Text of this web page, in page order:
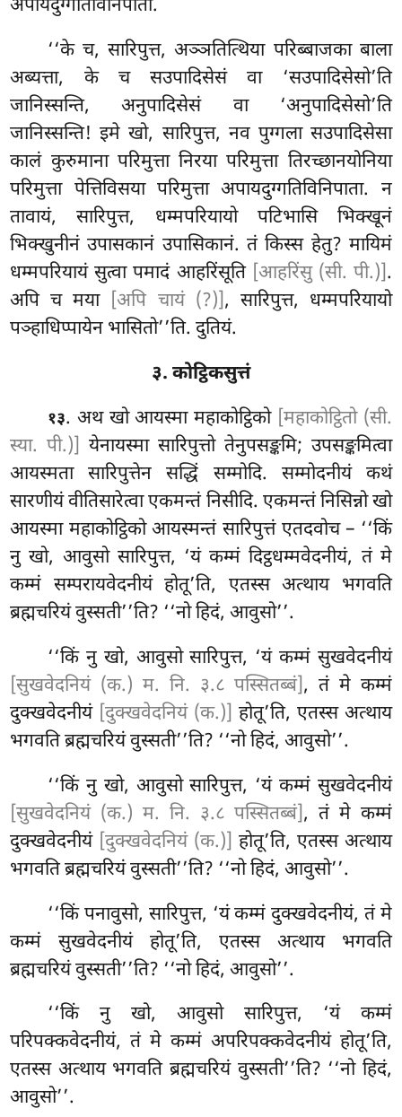
अपायदुग्गतिविनिपाता.
‘‘के च, सारिपुत्त, अञ्ञतित्थिया परिब्बाजका बाला
अब्यत्ता, के च सउपादिसेसं वा ‘सउपादिसेसो’ति
जानिस्सन्ति, अनुपादिसेसं वा ‘अनुपादिसेसो’ति
जानिस्सन्ति! इमे खो, सारिपुत्त, नव पुग्गला सउपादिसेसा
कालं कुरुमाना परिमुत्ता निरया परिमुत्ता तिरच्छानयोनिया
परिमुत्ता पेत्तिविसया परिमुत्ता अपायदुग्गतिविनिपाता. न
तावायं, सारिपुत्त, धम्मपरियायो पटिभासि भिक्खूनं
भिक्खुनीनं उपासकानं उपासिकानं. तं किस्स हेतु? मायिमं
धम्मपरियायं सुत्वा पमादं आहरिंसूति [आहरिंसु (सी. पी.)].
अपिच मया [अपि चायं (?)], सारिपुत्त, धम्मपरियायो
पञ्हाधिप्पायेन भासितो’’ति. दुतियं.
३. कोट्ठिकसुत्तं
१३. अथ खो आयस्मा महाकोट्ठिको [महाकोट्ठितो (सी.
स्या. पी.)] येनायस्मा सारिपुत्तो तेनुपसङ्कमि; उपसङ्कमित्वा
आयस्मता सारिपुत्तेन सद्धिं सम्मोदि. सम्मोदनीयं कथं
सारणीयं वीतिसारेत्वा एकमन्तं निसीदि. एकमन्तं निसिन्नो खो
आयस्मा महाकोट्ठिको आयस्मन्तं सारिपुत्तं एतदवोच – ‘‘किं
नु खो, आवुसो सारिपुत्त, ‘यं कम्मं दिट्ठधम्मवेदनीयं, तं मे
कम्मं सम्परायवेदनीयं होतू’ति, एतस्स अत्थाय भगवति
ब्रह्मचरियं वुस्सती’’ति? ‘‘नो हिदं, आवुसो’’.
‘‘किं नु खो, आवुसो सारिपुत्त, ‘यं कम्मं सुखवेदनीयं
[सुखवेदनियं (क.) म. नि. ३.८ पस्सितब्बं], तं मे कम्मं
दुक्खवेदनीयं [दुक्खवेदनियं (क.)] होतू’ति, एतस्स अत्थाय
भगवति ब्रह्मचरियं वुस्सती’’ति? ‘‘नो हिदं, आवुसो’’.
‘‘किं नु खो, आवुसो सारिपुत्त, ‘यं कम्मं सुखवेदनीयं
[सुखवेदनियं (क.) म. नि. ३.८ पस्सितब्बं], तं मे कम्मं
दुक्खवेदनीयं [दुक्खवेदनियं (क.)] होतू’ति, एतस्स अत्थाय
भगवति ब्रह्मचरियं वुस्सती’’ति? ‘‘नो हिदं, आवुसो’’.
‘‘किंपनावुसो, सारिपुत्त, ‘यं कम्मं दुक्खवेदनीयं, तं मे
कम्मं सुखवेदनीयं होतू’ति, एतस्स अत्थाय भगवति
ब्रह्मचरियं वुस्सती’’ति? ‘‘नो हिदं, आवुसो’’.
‘‘किं नु खो, आवुसो सारिपुत्त, ‘यं कम्मं
परिपक्कवेदनीयं, तं मे कम्मं अपरिपक्कवेदनीयं होतू’ति,
एतस्स अत्थाय भगवति ब्रह्मचरियं वुस्सती’’ति? ‘‘नो हिदं,
आवुसो’’.